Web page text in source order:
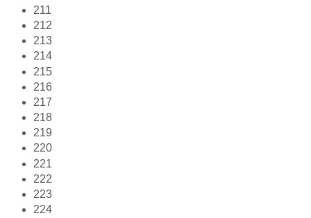
211
212
213
214
215
216
217
218
219
220
221
222
223
224